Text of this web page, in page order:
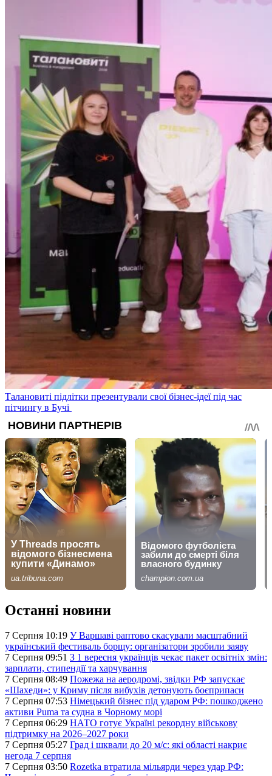
Талановиті підлітки презентували свої бізнес-ідеї під час
пітчингу в Бучі
Останні новини
7 Серпня 10:19 У Варшаві раптово скасували масштабний
український фестиваль борщу: організатори зробили заяву
7 Серпня 09:51 З 1 вересня українців чекає пакет освітніх змін:
зарплати, стипендії та харчування
7 Серпня 08:49 Пожежа на аеродромі, звідки РФ запускає
«Шахеди»: у Криму після вибухів детонують боєприпаси
7 Серпня 07:53 Німецький бізнес під ударом РФ: пошкоджено
активи Puma та судна в Чорному морі
7 Серпня 06:29 НАТО готує Україні рекордну військову
підтримку на 2026–2027 роки
7 Серпня 05:27 Град і шквали до 20 м/с: які області накриє
негода 7 серпня
7 Серпня 03:50 Rozetka втратила мільярди через удар РФ: